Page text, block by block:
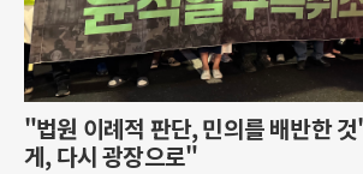
"법원 이례적 판단, 민의를 배반한
게, 다시 광장으로"